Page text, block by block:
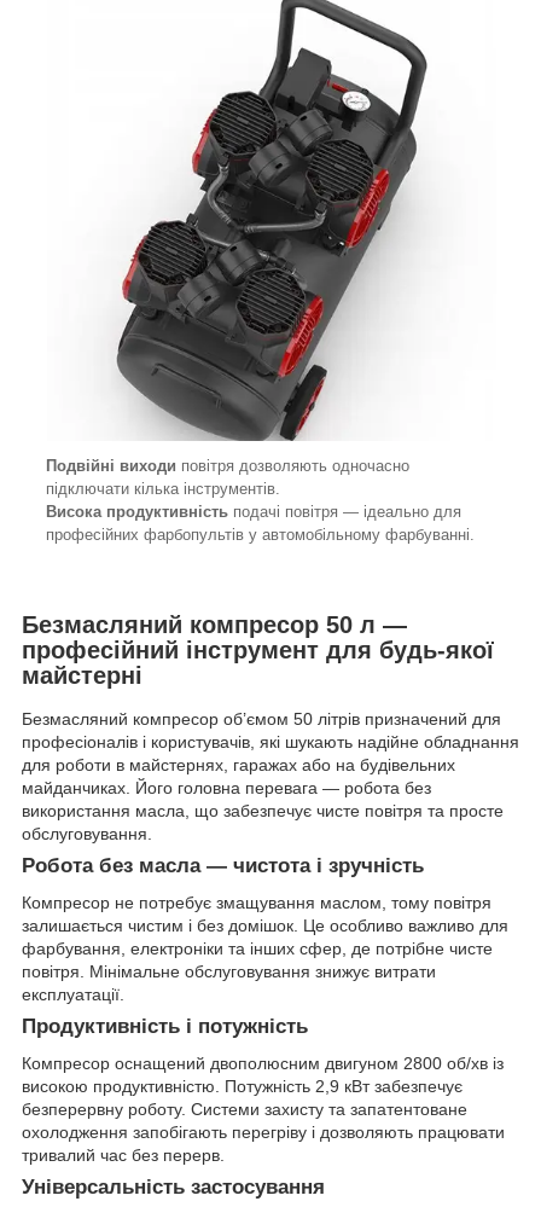
Подвійні виходи повітря дозволяють одночасно
підключати кілька інструментів.
Висока продуктивність подачі повітря — ідеально для
професійних фарбопультів у автомобільному фарбуванні.
Безмасляний компресор 50 л —
професійний інструмент для будь-якої
майстерні
Безмасляний компресор об’ємом 50 літрів призначений для
професіоналів і користувачів, які шукають надійне обладнання
для роботи в майстернях, гаражах або на будівельних
майданчиках. Його головна перевага — робота без
використання масла, що забезпечує чисте повітря та просте
обслуговування.
Робота без масла — чистота і зручність
Компресор не потребує змащування маслом, тому повітря
залишається чистим і без домішок. Це особливо важливо для
фарбування, електроніки та інших сфер, де потрібне чисте
повітря. Мінімальне обслуговування знижує витрати
експлуатації.
Продуктивність і потужність
Компресор оснащений двополюсним двигуном 2800 об/хв із
високою продуктивністю. Потужність 2,9 кВт забезпечує
безперервну роботу. Системи захисту та запатентоване
охолодження запобігають перегріву і дозволяють працювати
тривалий час без перерв.
Універсальність застосування